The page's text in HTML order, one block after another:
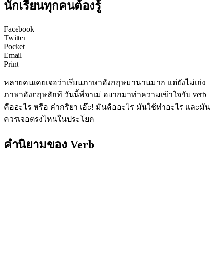
นักเรียนทุกคนต้องรู้
Facebook
Twitter
Pocket
Email
Print
หลายคนเคยเจอว่าเรียนภาษาอังกฤษมานานมาก เเต่ยังไม่เก่ง
ภาษาอังกฤษสักที วันนี้พี่จาเม่ อยากมาทำความเข้าใจกับ verb
คืออะไร หรือ คำกริยา เอ๊ะ! มันคืออะไร มันใช้ทำอะไร เเละมัน
ควรเจอตรงไหนในประโยค
คำนิยามของ Verb